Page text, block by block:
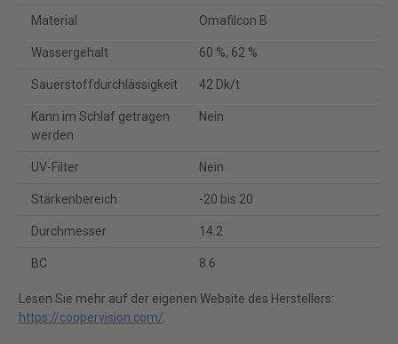
Material Omafilcon B
Wassergehalt 60 %, 62 %
Sauerstoffdurchlässigkeit 42 Dk/t
Kann im Schlaf getragen
werden
Nein
UV-Filter Nein
Stärkenbereich -20 bis 20
Durchmesser 14.2
BC 8.6
Lesen Sie mehr auf der eigenen Website des Herstellers:
https://coopervision.com/.